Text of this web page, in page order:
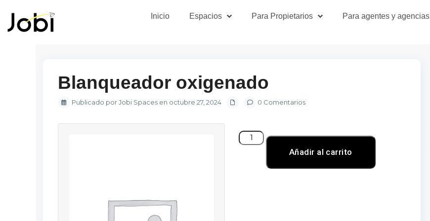
Inicio Espacios Para Propietarios Para agentes y agencias
Blanqueador oxigenado
Publicado por Jobi Spaces en octubre 27, 2024 0 Comentarios
Añadir al carrito